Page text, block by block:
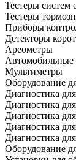
Тестеры систем
Тестеры
Приборы
Детекторы
Ареометры
Автомобильные
Мультиметры
Оборудование
Диагностика
Диагностика
Диагностика
Диагностика
Диагностика
Оборудование